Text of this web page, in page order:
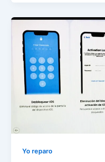
Yo reparo